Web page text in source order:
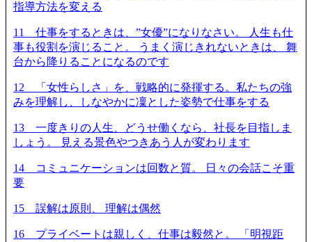
指導方法を変える
11 仕事をするときは、”女優”になりなさい。 人生も仕
事も役割を演じること。 うまく演じきれないときは、 舞
台から降りることになるのです
12 「女性らしさ」を、戦略的に発揮する。私たちの強
みを理解し、しなやかに凜とした姿勢で仕事をする
13 一度きりの人生、どうせ働くなら、社長を目指しま
しょう。 見える景色やつきあう人が変わります
14 コミュニケーションは回数と質。 日々の会話こそ重
要
15 誤解は原則、 理解は偶然
16 プライベートは親しく、仕事は毅然と。 「明視距